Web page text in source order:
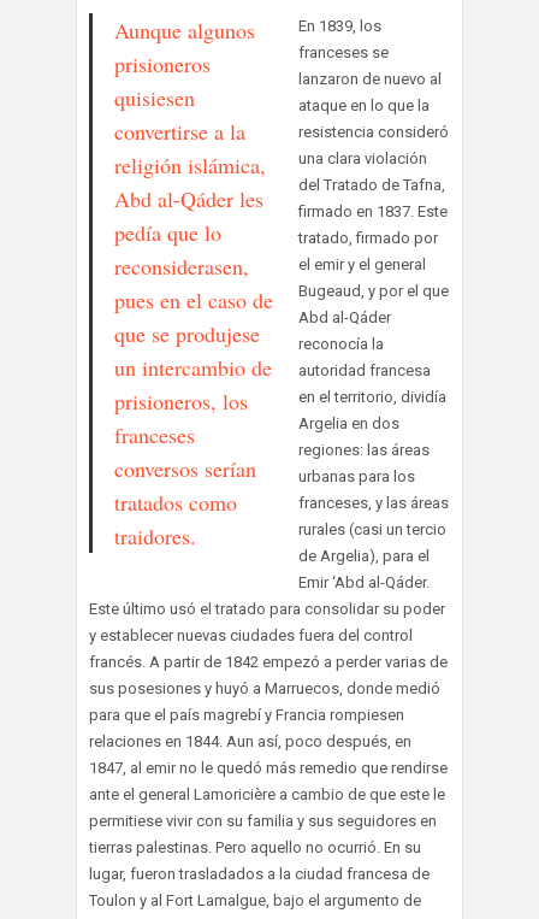
Aunque algunos
prisioneros
quisiesen
convertirse a la
religión islámica,
Abd al-Qáder les
pedía que lo
reconsiderasen,
pues en el caso de
que se produjese
un intercambio de
prisioneros, los
franceses
conversos serían
tratados como
traidores.
En 1839, los
franceses se
lanzaron de nuevo al
ataque en lo que la
resistencia consideró
una clara violación
del Tratado de Tafna,
firmado en 1837. Este
tratado, firmado por
el emir y el general
Bugeaud, y por el que
Abd al-Qáder
reconocía la
autoridad francesa
en el territorio, dividía
Argelia en dos
regiones: las áreas
urbanas para los
franceses, y las áreas
rurales (casi un tercio
de Argelia), para el
Emir ‘Abd al-Qáder.
Este último usó el tratado para consolidar su poder
y establecer nuevas ciudades fuera del control
francés. A partir de 1842 empezó a perder varias de
sus posesiones y huyó a Marruecos, donde medió
para que el país magrebí y Francia rompiesen
relaciones en 1844. Aun así, poco después, en
1847, al emir no le quedó más remedio que rendirse
ante el general Lamoricière a cambio de que este le
permitiese vivir con su familia y sus seguidores en
tierras palestinas. Pero aquello no ocurrió. En su
lugar, fueron trasladados a la ciudad francesa de
Toulon y al Fort Lamalgue, bajo el argumento de